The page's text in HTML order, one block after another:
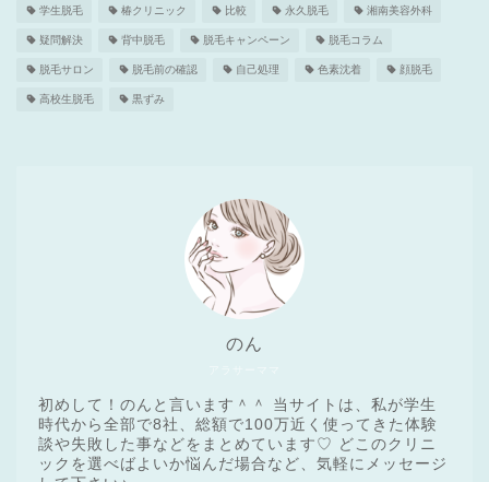
学生脱毛 椿クリニック 比較 永久脱毛 湘南美容外科
疑問解決 背中脱毛 脱毛キャンペーン 脱毛コラム
脱毛サロン 脱毛前の確認 自己処理 色素沈着 顔脱毛
高校生脱毛 黒ずみ
のん
初めして！のんと言います＾＾ 当サイトは、私が学生
時代から全部で8社、総額で100万近く使ってきた体験
談や失敗した事などをまとめています♡ どこのクリニ
ックを選べばよいか悩んだ場合など、気軽にメッセージ